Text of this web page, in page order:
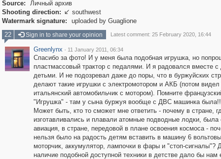
Source:
Личный архив
Shooting direction:  southwest
Watermark signature:
uploaded by Guaglione
22
Sign in to share your opinion Latest comment: 25 February 2020, 16:44
Greenlynx · 11 January 2011, 06:34
Спасибо за фото! И у меня была подобная игрушка, но
пластмассовый трактор с педалями. И я радовался вместе с
детьми. И не подозревал даже до поры, что в буржуйских
делают такие игрушки с электромотором и АКБ (потом видел
итальянский автомобильчик с мотором). Помните
"Игрушка" - там у сына буржуя вообще с ДВС машинка
Может быть, кто то сможет мне ответить - почему в стране,
изготавливались и плавали атомные подводные лодки, была
авиация, в стране, передовой в плане освоения космоса -
нельзя было на радость детям вставить в машину 6
моторчик, аккумулятор, лампочки в фары и "стоп-сигналы"?
наличие подобной доступной техники в детстве дало бы нам